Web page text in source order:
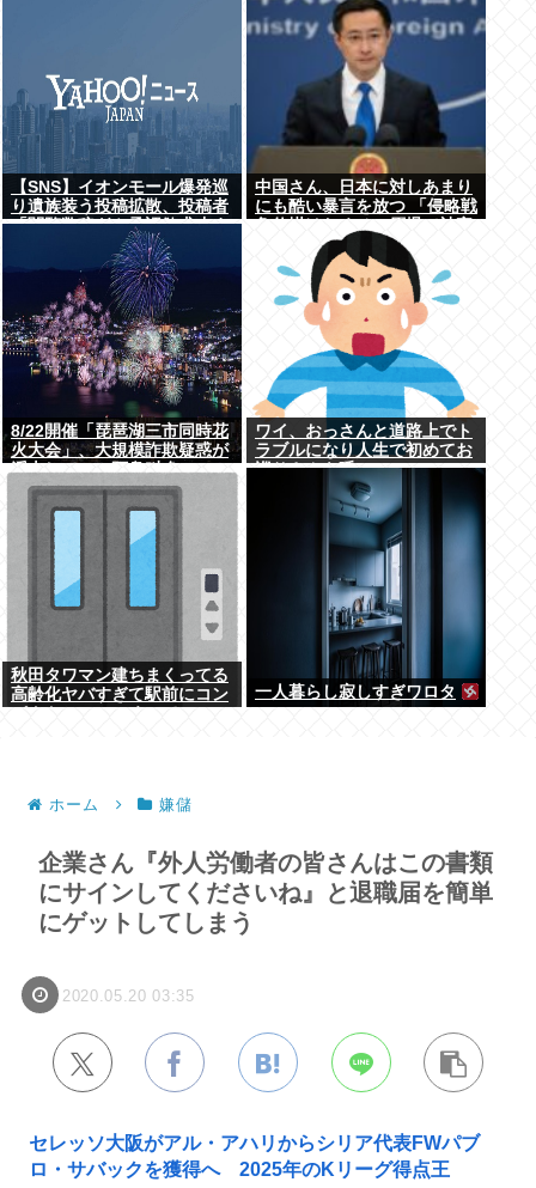
【SNS】イオンモール爆発巡
り遺族装う投稿拡散、投稿者
「閲覧数稼ぎや承認欲求止ま
らなくなった」
中国さん、日本に対しあまり
にも酷い暴言を放つ 「侵略戦
争仕掛けたくせに原爆で被害
者ビジネスするな」
8/22開催「琵琶湖三市同時花
火大会」、大規模詐欺疑惑が
浮上してSNS阿鼻叫喚
ワイ、おっさんと道路上でト
ラブルになり人生で初めてお
巡りさんを呼ぶ
秋田タワマン建ちまくってる
高齢化ヤバすぎて駅前にコン
一人暮らし寂しすぎワロタ
ホーム 嫌儲
企業さん『外人労働者の皆さんはこの書類
にサインしてくださいね』と退職届を簡単
にゲットしてしまう
2020.05.20 03:35
セレッソ大阪がアル・アハリからシリア代表FWパブ
ロ・サバックを獲得へ 2025年のKリーグ得点王